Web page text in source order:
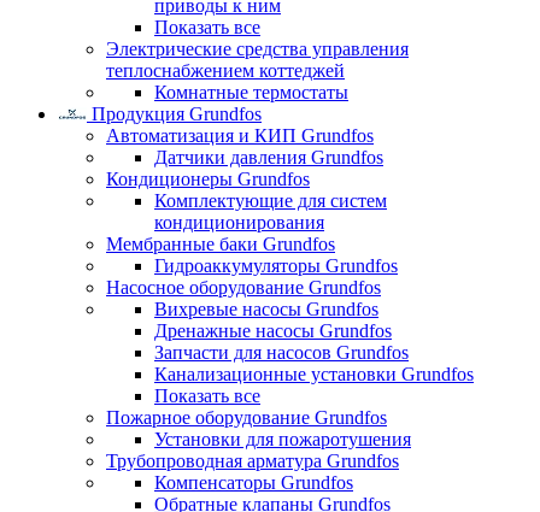
приводы к ним
Показать все
Электрические средства управления
теплоснабжением коттеджей
Комнатные термостаты
Продукция Grundfos
Автоматизация и КИП Grundfos
Датчики давления Grundfos
Кондиционеры Grundfos
Комплектующие для систем
кондиционирования
Мембранные баки Grundfos
Гидроаккумуляторы Grundfos
Насосное оборудование Grundfos
Вихревые насосы Grundfos
Дренажные насосы Grundfos
Запчасти для насосов Grundfos
Канализационные установки Grundfos
Показать все
Пожарное оборудование Grundfos
Установки для пожаротушения
Трубопроводная арматура Grundfos
Компенсаторы Grundfos
Обратные клапаны Grundfos